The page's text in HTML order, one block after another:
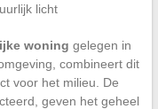
licht
woning gelegen in
combineert dit
voor het milieu. De
geven het geheel